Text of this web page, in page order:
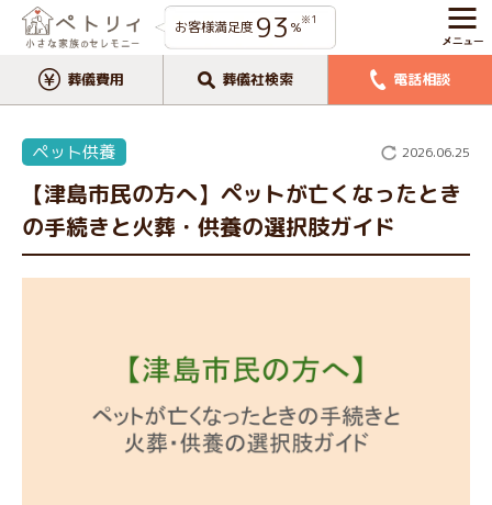
お客様満足度 93 %※1
葬儀費用 葬儀社検索 電話相談
ペット供養 2026.06.25
【津島市民の方へ】ペットが亡くなったとき
の手続きと火葬・供養の選択肢ガイド